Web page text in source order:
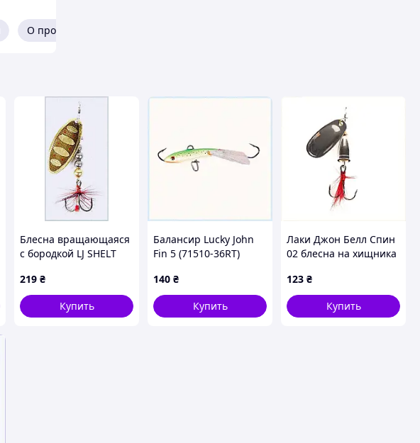
О продавце
Блесна вращающаяся
с бородкой LJ SHELT
04 весом 20 г (цв.1)
XM6524162
219 ₴
Купить
Балансир Lucky John
Fin 5 (71510-36RT)
140 ₴
Купить
Лаки Джон Белл Спин
02 блесна на хищника
123 ₴
Купить